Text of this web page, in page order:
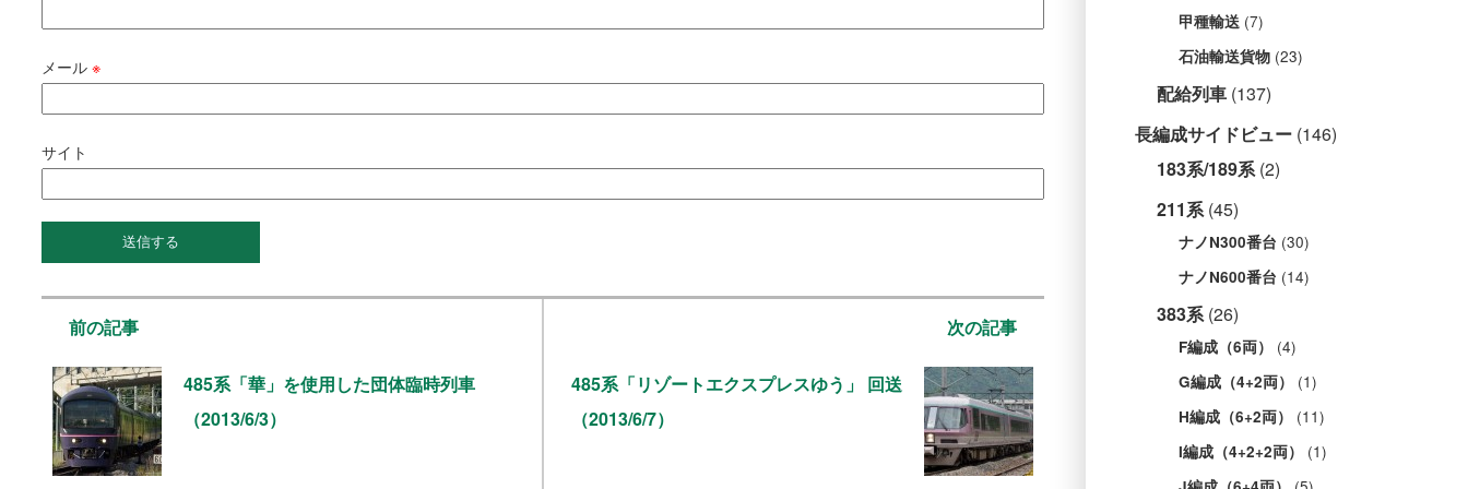
メール※
サイト
前の記事
485系「華」を使用した団体臨時列車
（2013/6/3）
次の記事
485系「リゾートエクスプレスゆう」 回送
（2013/6/7）
甲種輸送 (7)
石油輸送貨物 (23)
配給列車 (137)
長編成サイドビュー (146)
183系/189系(2)
211系(45)
ナノN300番台 (30)
ナノN600番台 (14)
383系(26)
F編成（6両） (4)
G編成（4+2両） (1)
H編成（6+2両） (11)
I編成（4+2+2両） (1)